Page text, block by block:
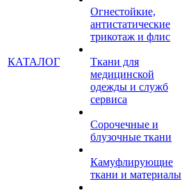
КАТАЛОГ
Огнестойкие,
антистатические
трикотаж и флис
Ткани для
медицинской
одежды и служб
сервиса
Сорочечные и
блузочные ткани
Камуфлирующие
ткани и материалы